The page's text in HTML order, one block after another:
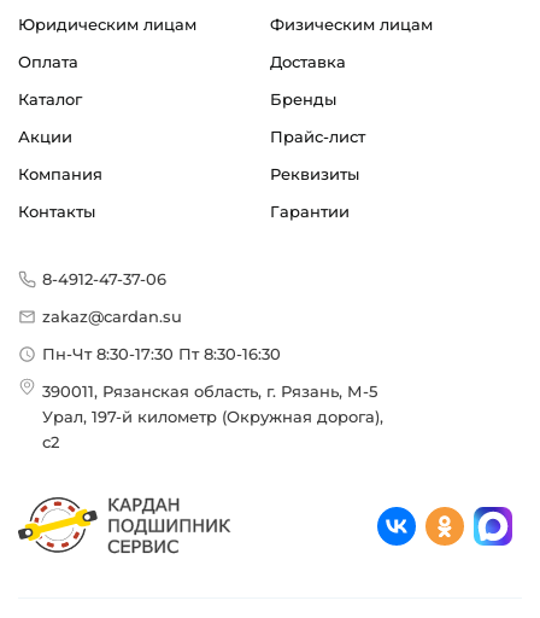
Юридическим лицам
Физическим лицам
Оплата
Доставка
Каталог
Бренды
Акции
Прайс-лист
Компания
Реквизиты
Контакты
Гарантии
8-4912-47-37-06
zakaz@cardan.su
Пн-Чт 8:30-17:30 Пт 8:30-16:30
390011, Рязанская область, г. Рязань, М-5
Урал, 197-й километр (Окружная дорога),
с2